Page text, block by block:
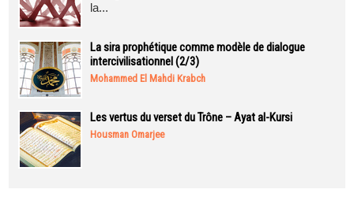
la...
La sira prophétique comme modèle de dialogue
intercivilisationnel (2/3)
Mohammed El Mahdi Krabch
Les vertus du verset du Trône – Ayat al-Kursi
Housman Omarjee